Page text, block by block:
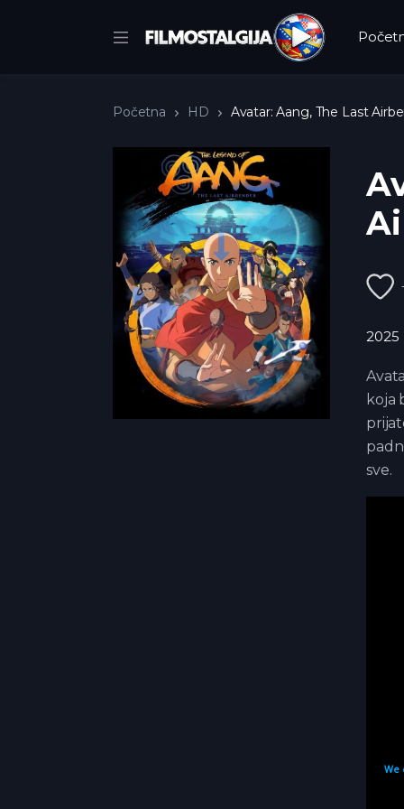
Početna HD Avatar: Aang, The Last
2025
koja
sve.